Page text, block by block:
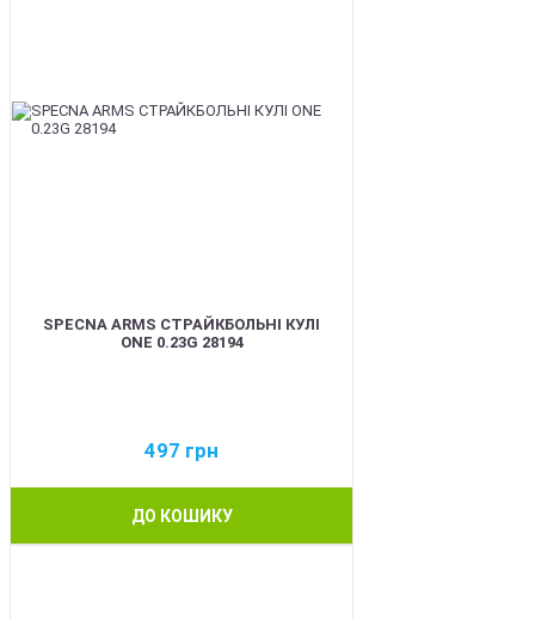
SPECNA ARMS СТРАЙКБОЛЬНІ КУЛІ
ONE 0.23G 28194
497 грн
ДО КОШИКУ